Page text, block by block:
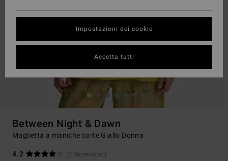
Between Night & Dawn
Maglietta a maniche corte Giallo Donna
4.2
(5 Recensioni)
Impostazioni dei cookie
Accetta tutti